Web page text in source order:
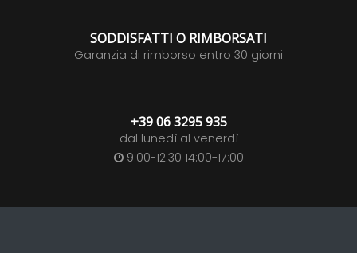
SODDISFATTI O RIMBORSATI
Garanzia di rimborso entro 30 giorni
+39 06 3295 935
dal lunedì al venerdì
9:00-12:30 14:00-17:00